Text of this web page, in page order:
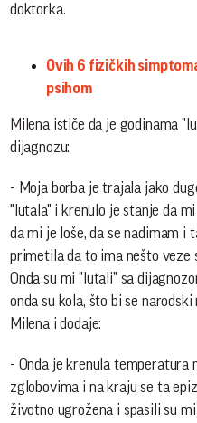
doktorka.
Ovih 6 fizičkih
psihom
Milena ističe da je godinama
dijagnozu:
- Moja borba je trajala jako
"lutala" i krenulo je stanje da
da mi je loše, da se nadimam i
primetila da to ima nešto veze
Onda su mi "lutali" sa
onda su kola, što bi se
Milena i dodaje:
- Onda je krenula temperatura
zglobovima i na kraju se ta
životno ugrožena i spasili su